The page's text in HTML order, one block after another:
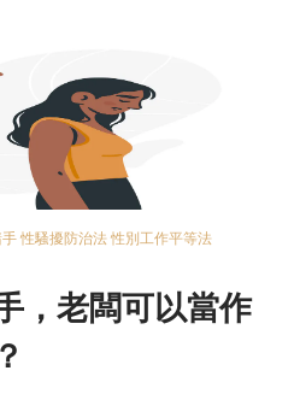
性騷擾防治法 性別工作平等法
，老闆可以當作